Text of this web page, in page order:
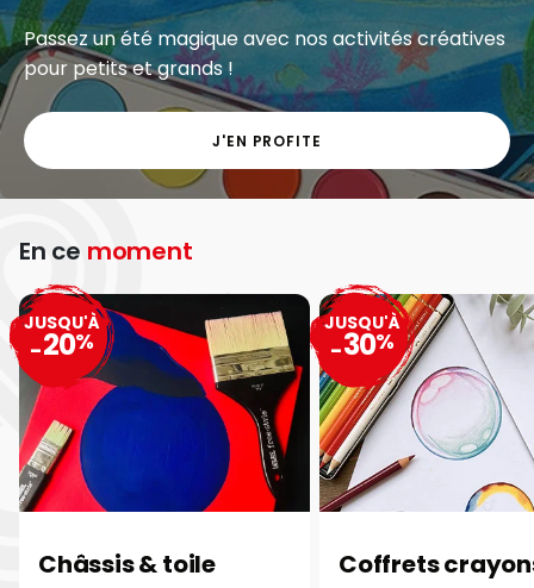
Passez un été magique avec nos activités créatives
pour petits et grands !
J'EN PROFITE
En ce moment
Châssis & toile
JUSQU'À
-20%
Coffrets
JUSQU'À
-30%